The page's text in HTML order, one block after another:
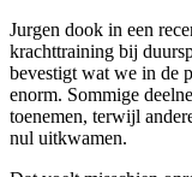
Jurgen dook in een
krachttraining bij
bevestigt wat we in de
enorm. Sommige
toenemen, terwijl
nul uitkwamen.